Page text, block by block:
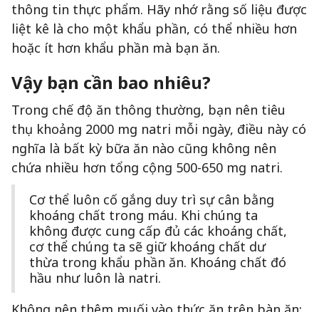
thông tin thực phẩm. Hãy nhớ rằng số liệu được
liệt kê là cho một khẩu phần, có thể nhiều hơn
hoặc ít hơn khẩu phần mà bạn ăn.
Vậy bạn cần bao nhiêu?
Trong chế độ ăn thông thường, bạn nên tiêu
thụ khoảng 2000 mg natri mỗi ngày, điều này có
nghĩa là bất kỳ bữa ăn nào cũng không nên
chứa nhiều hơn tổng cộng 500-650 mg natri.
Cơ thể luôn cố gắng duy trì sự cân bằng
khoáng chất trong máu. Khi chúng ta
không được cung cấp đủ các khoáng chất,
cơ thể chúng ta sẽ giữ khoáng chất dư
thừa trong khẩu phần ăn. Khoáng chất đó
hầu như luôn là natri.